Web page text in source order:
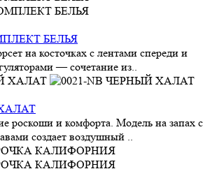
БЕЛЬЯ
на косточках с лентами спереди и
— сочетание из..
роскоши и комфорта. Модель на запах с
создает воздушный ..